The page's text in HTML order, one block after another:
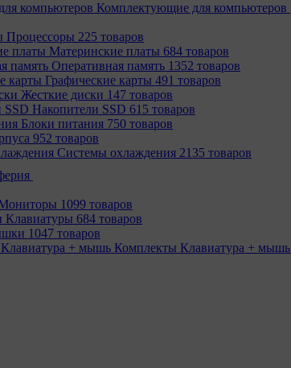
Комплектующие для компьютеров
Процессоры 225 товаров
Материнcкие платы 684 товаров
Оперативная память 1352 товаров
Графические карты 491 товаров
Жесткие диски 147 товаров
Накопители SSD 615 товаров
Блоки питания 750 товаров
952 товаров
Системы охлаждения 2135 товаров
1099 товаров
Клавиатуры 684 товаров
1047 товаров
Комплекты Клавиатура + мышь